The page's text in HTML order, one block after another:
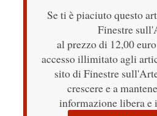
Se ti è piaciuto questo
Finestre
al prezzo di 12,00
accesso illimitato agli
sito di Finestre
crescere e a
informazione libera e